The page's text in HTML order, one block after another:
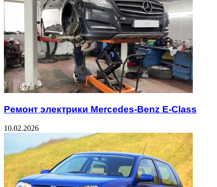
Ремонт электрики Mercedes-Benz E-Class
10.02.2026